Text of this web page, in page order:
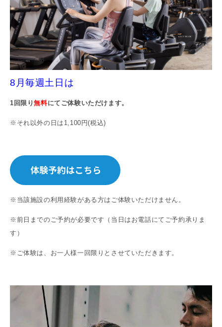
8 月毎週土日は
1回限り無料にてご体験いただけます。
※それ以外の日は1,100円(税込)
※当該施設の利用経験がある方は ご体験いただけません。
※前日までのご予約が必要です （当日はお電話にてご予約承りま
す）
※ご体験は、お一人様一回限りとさせて いただきます。